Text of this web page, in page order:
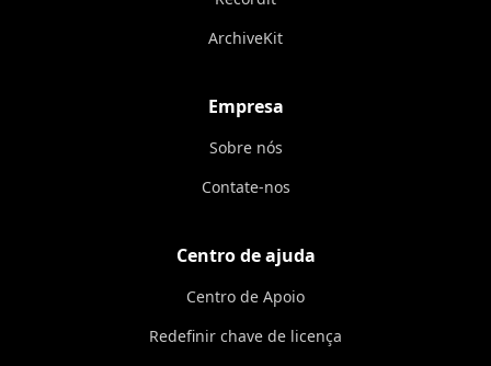
ArchiveKit
Empresa
Sobre nós
Contate-nos
Centro de ajuda
Centro de Apoio
Redefinir chave de licença